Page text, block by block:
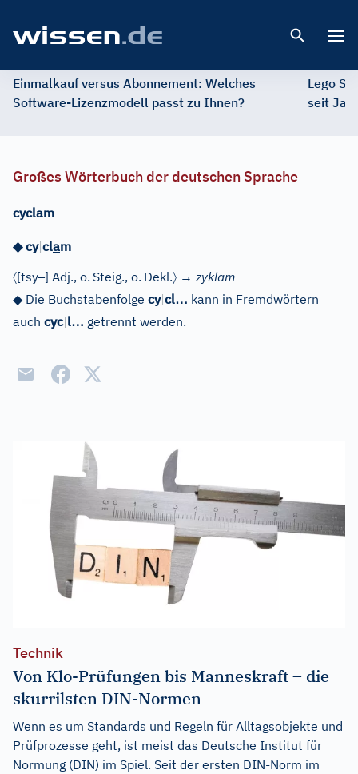
Einmalkauf versus Abonnement: Welches
Software-Lizenzmodell passt zu Ihnen?
Lego
seit
Großes Wörterbuch der deutschen Sprache
cyclam
◆cy|clam
〈[tsy–] Adj., o. Steig., o. Dekl.〉 → zyklam
◆ Die Buchstabenfolge cy|cl… kann in Fremdwörtern
auch cyc|l… getrennt werden.
Technik
Von Klo-Prüfungen bis Manneskraft – die
skurrilsten DIN-Normen
Wenn es um Standards und Regeln für Alltagsobjekte und
Prüfprozesse geht, ist meist das Deutsche Institut für
Normung (DIN) im Spiel. Seit der ersten DIN-Norm im